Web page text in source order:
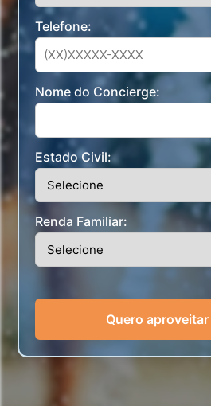
Telefone:
Nome do Concierge:
Estado Civil:
Renda Familiar:
Quero